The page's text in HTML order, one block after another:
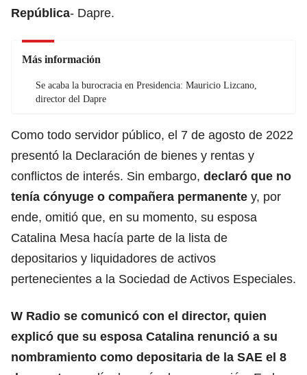
República- Dapre.
Más información
Se acaba la burocracia en Presidencia: Mauricio Lizcano,
director del Dapre
Como todo servidor público, el 7 de agosto de 2022
presentó la Declaración de bienes y rentas y
conflictos de interés. Sin embargo, declaró que no
tenía cónyuge o compañera permanente y, por
ende, omitió que, en su momento, su esposa
Catalina Mesa hacía parte de la lista de
depositarios y liquidadores de activos
pertenecientes a la Sociedad de Activos Especiales.
W Radio se comunicó con el director, quien
explicó que su esposa Catalina renunció a su
nombramiento como depositaria de la SAE el 8